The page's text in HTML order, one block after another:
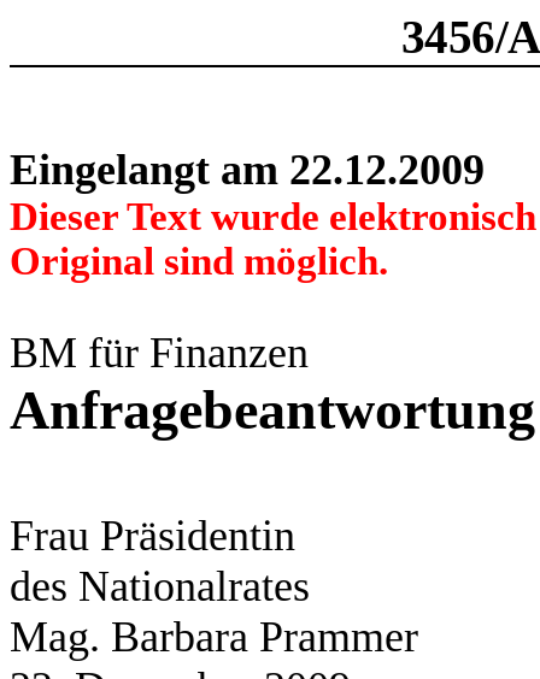
3456/
Eingelangt am 22.12.2009
Dieser Text wurde
Original sind möglich.
BM für Finanzen
Anfragebeantwortung
Frau Präsidentin
des Nationalrates
Mag. Barbara